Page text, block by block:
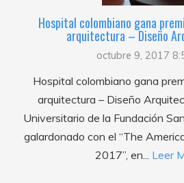
Hospital colombiano gana
arquitectura – Diseño
octubre 9, 2017
Hospital colombiano gana
arquitectura – Diseño
Universitario de la Fundación
galardonado con el “The
2017”, en... Leer